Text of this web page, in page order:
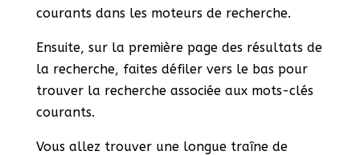
courants dans les moteurs de recherche.
Ensuite, sur la première page des résultats de
la recherche, faites défiler vers le bas pour
trouver la recherche associée aux mots-clés
courants.
Vous allez trouver une longue traîne de